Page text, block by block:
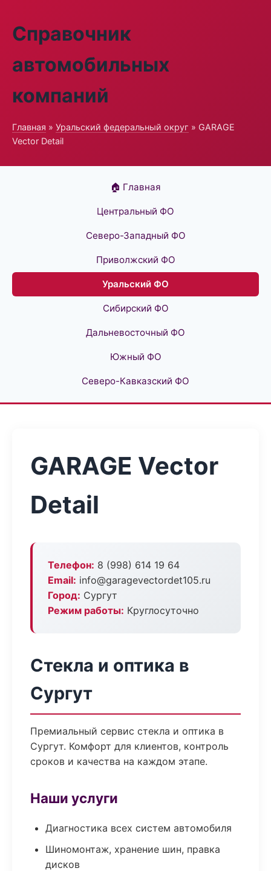
Справочник
автомобильных
компаний
Главная » Уральский федеральный округ » GARAGE
Vector Detail
🏠 Главная
Центральный ФО
Северо-Западный ФО
Приволжский ФО
Уральский ФО
Сибирский ФО
Дальневосточный ФО
Южный ФО
Северо-Кавказский ФО
GARAGE Vector
Detail
Телефон: 8 (998) 614 19 64
Email: info@garagevectordet105.ru
Город: Сургут
Режим работы: Круглосуточно
Стекла и оптика в
Сургут
Премиальный сервис стекла и оптика в
Сургут. Комфорт для клиентов, контроль
сроков и качества на каждом этапе.
Наши услуги
Диагностика всех систем автомобиля
Шиномонтаж, хранение шин, правка
дисков